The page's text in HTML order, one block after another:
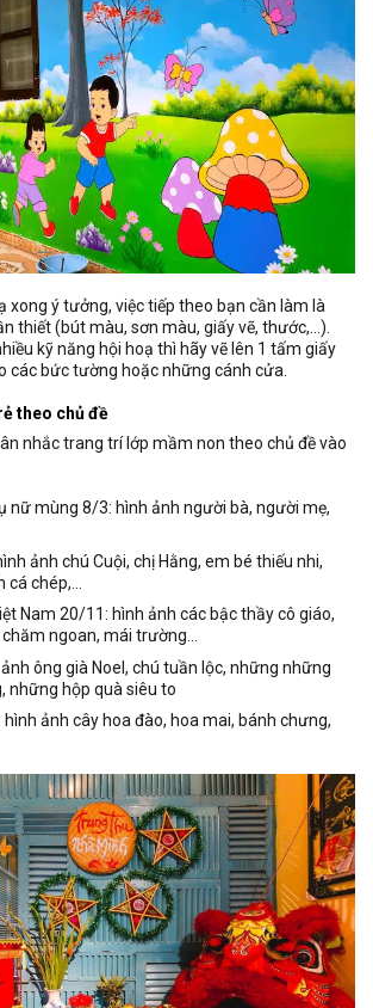
xong ý tưởng, việc tiếp theo bạn cần làm là
thiết (bút màu, sơn màu, giấy vẽ, thước,…).
kỹ năng hội hoạ thì hãy vẽ lên 1 tấm giấy
các bức tường hoặc những cánh cửa.
theo chủ đề
nhắc trang trí lớp mầm non theo chủ đề vào
nữ mùng 8/3: hình ảnh người bà, người mẹ,
ảnh chú Cuội, chị Hằng, em bé thiếu nhi,
cá chép,…
Nam 20/11: hình ảnh các bậc thầy cô giáo,
ngoan, mái trường…
ông già Noel, chú tuần lộc, những những
những hộp quà siêu to
ảnh cây hoa đào, hoa mai, bánh chưng,